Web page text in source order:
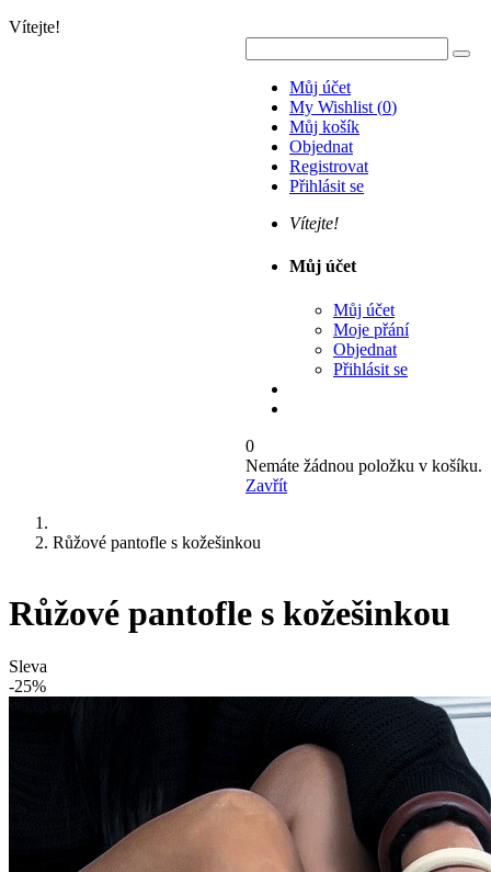
Vítejte!
Můj účet
My Wishlist (0)
Můj košík
Objednat
Registrovat
Přihlásit se
Vítejte!
Můj účet
Můj účet
Moje přání
Objednat
Přihlásit se
0
Nemáte žádnou položku v košíku.
Zavřít
Růžové pantofle s kožešinkou
Růžové pantofle s kožešinkou
Sleva
-25%